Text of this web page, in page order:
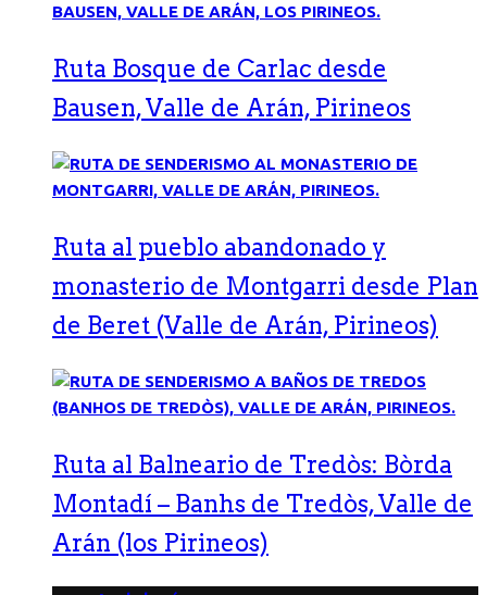
Ruta Bosque de Carlac desde
Bausen, Valle de Arán, Pirineos
Ruta al pueblo abandonado y
monasterio de Montgarri desde Plan
de Beret (Valle de Arán, Pirineos)
Ruta al Balneario de Tredòs: Bòrda
Montadí – Banhs de Tredòs, Valle de
Arán (los Pirineos)